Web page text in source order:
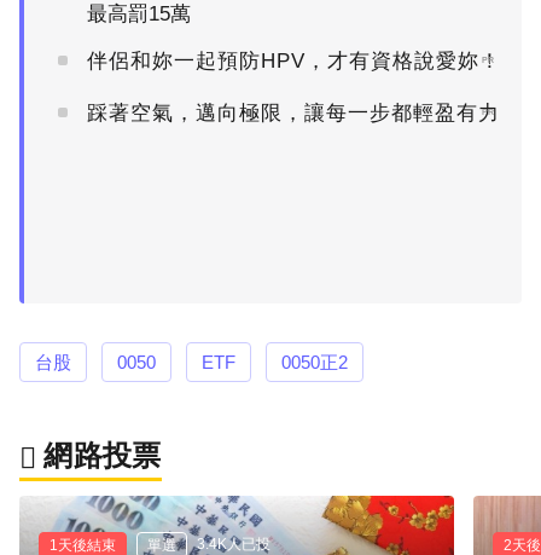
最高罰15萬
伴侶和妳一起預防HPV，才有資格說愛妳！
PR
踩著空氣，邁向極限，讓每一步都輕盈有力
PR
台股 0050 ETF 0050正2
網路投票
1天後結束 單選 3.4K人已投 2天